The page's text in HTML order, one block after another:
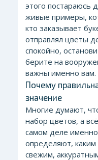
этого постараюсь
живые примеры,
кто заказывает
отправлял цветы
спокойно,
берите на
важны именно вам.
Почему
значение
Многие думают,
набор цветов, а
самом деле именно
определяют, каким
свежим,